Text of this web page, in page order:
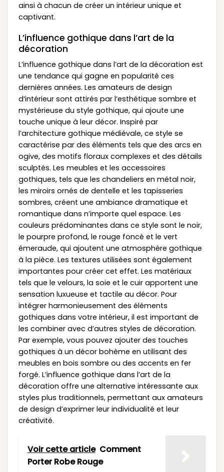
ainsi à chacun de créer un intérieur unique et
captivant.
L’influence gothique dans l’art de la
décoration
L’influence gothique dans l’art de la décoration est
une tendance qui gagne en popularité ces
dernières années. Les amateurs de design
d’intérieur sont attirés par l’esthétique sombre et
mystérieuse du style gothique, qui ajoute une
touche unique à leur décor. Inspiré par
l’architecture gothique médiévale, ce style se
caractérise par des éléments tels que des arcs en
ogive, des motifs floraux complexes et des détails
sculptés. Les meubles et les accessoires
gothiques, tels que les chandeliers en métal noir,
les miroirs ornés de dentelle et les tapisseries
sombres, créent une ambiance dramatique et
romantique dans n’importe quel espace. Les
couleurs prédominantes dans ce style sont le noir,
le pourpre profond, le rouge foncé et le vert
émeraude, qui ajoutent une atmosphère gothique
à la pièce. Les textures utilisées sont également
importantes pour créer cet effet. Les matériaux
tels que le velours, la soie et le cuir apportent une
sensation luxueuse et tactile au décor. Pour
intégrer harmonieusement des éléments
gothiques dans votre intérieur, il est important de
les combiner avec d’autres styles de décoration.
Par exemple, vous pouvez ajouter des touches
gothiques à un décor bohème en utilisant des
meubles en bois sombre ou des accents en fer
forgé. L’influence gothique dans l’art de la
décoration offre une alternative intéressante aux
styles plus traditionnels, permettant aux amateurs
de design d’exprimer leur individualité et leur
créativité.
Voir cette article Comment
Porter Robe Rouge